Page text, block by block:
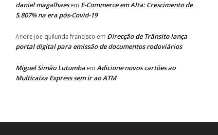
daniel magalhaesem E-Commerce em Alta: Crescimento de
5.807% na era pós-Covid-19
Andre joe quilunda francisco em Direcção de Trânsito lança
portal digital para emissão de documentos rodoviários
Miguel Simão Lutumba em Adicione novos cartões ao
Multicaixa Express sem ir ao ATM